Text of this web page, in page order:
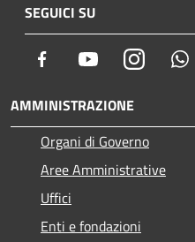
SEGUICI SU
Facebook YoutubeInstagram
AMMINISTRAZIONE
Organi di Governo
Aree Amministrative
Uffici
Enti e fondazioni